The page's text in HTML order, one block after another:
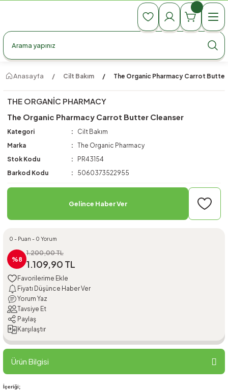
990 TL Üzeri Ücretsiz Kargo
990 TL Üzeri Ücretsiz Kargo
Anasayfa Cilt Bakım The Organic Pharmacy Carrot
THE ORGANIC PHARMACY
The Organic Pharmacy Carrot Butter Cleanser
Kategori
Cilt Bakım
Marka
The Organic Pharmacy
Stok Kodu
PR43154
Barkod Kodu
5060373522955
Gelince Haber Ver
0 - Puan - 0 Yorum
%8
1.200,00 TL
1.109,90 TL
Fiyatı Düşünce Haber Ver
Yorum Yaz
Tavsiye Et
Paylaş
Karşılaştır
Ürün Bilgisi
İçeriği;